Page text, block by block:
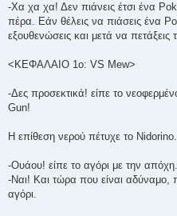
-Χα χα χα! Δεν πιάνεις έτσι ένα
πέρα. Εάν θέλεις να πιάσεις ένα
εξουθενώσεις και μετά να πετάξεις
<ΚΕΦΑΛΑΙΟ 1ο: VS Mew>
-Δες προσεκτικά! είπε το
Gun!
Η επίθεση νερού πέτυχε το Nidorino.
-Ουάου! είπε το αγόρι με την
-Ναι! Και τώρα που είναι αδύναμο,
αγόρι.